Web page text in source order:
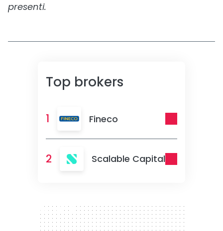
presenti.
Top brokers
1 Fineco
2 Scalable Capital
300 x 250